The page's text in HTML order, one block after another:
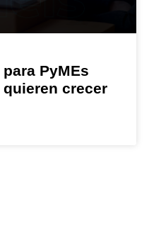
PyMEs
crecer